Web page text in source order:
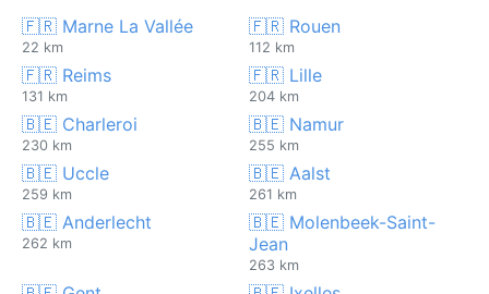
🇫🇷 Marne La Vallée
22 km
🇫🇷 Rouen
112 km
🇫🇷 Reims
131 km
🇫🇷 Lille
204 km
🇧🇪 Charleroi
230 km
🇧🇪 Namur
255 km
🇧🇪 Uccle
259 km
🇧🇪 Aalst
261 km
🇧🇪 Anderlecht
262 km
🇧🇪 Molenbeek-Saint-
Jean
263 km